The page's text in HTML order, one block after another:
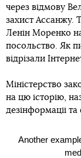
через відмову
захист Ассанжу.
Ленін Моренко
посольство. Як
відрізали
Міністерство
на цю історію,
дезінформації
Another